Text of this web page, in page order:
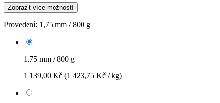
Zobrazit více možností
Provedení: 1,75 mm / 800 g
1,75 mm / 800 g
1 139,00 Kč (1 423,75 Kč / kg)